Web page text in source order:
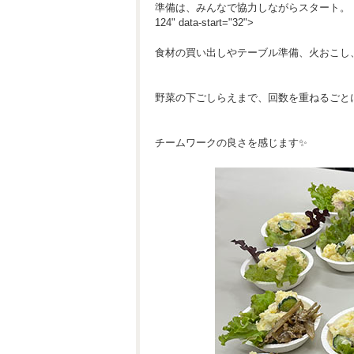
準備は、みんなで協力しながらスタート。
124" data-start="32">
食材の買い出しやテーブル準備、火おこし
野菜の下ごしらえまで、回数を重ねるごと
チームワークの良さを感じます✨